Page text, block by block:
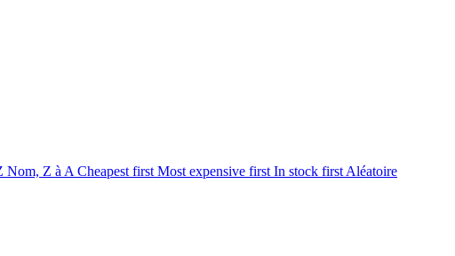
Nom, Z à A Cheapest first Most expensive first In stock first Aléatoire